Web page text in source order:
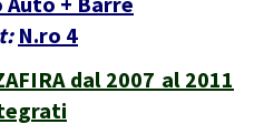
N.ro 4
dal 2007 al 2011